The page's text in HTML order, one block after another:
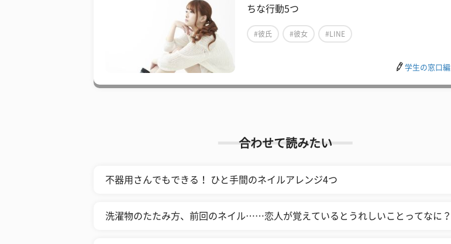
ちな行動5つ
#彼氏 #彼女 #LINE
学生の窓口
合わせて読みたい
不器用さんでもできる！ ひと手間のネイルアレンジ4つ
洗濯物のたたみ方、前回のネイル……恋人が覚えているとうれしいことってなに？